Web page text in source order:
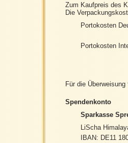
Zum Kaufpreis des
Die
Portokosten
Portokosten
Für die
Spendenkonto
Sparkasse
LiScha
IBAN: DE11